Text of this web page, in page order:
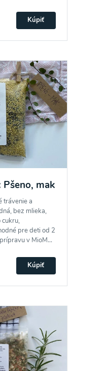
Kúpiť
Pšeno, mak
trávenie a
bez mlieka,
pre deti od 2
v MioM...
Kúpiť